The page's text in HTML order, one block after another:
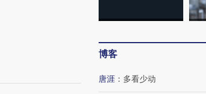
博客
唐涯 ： 多看少动